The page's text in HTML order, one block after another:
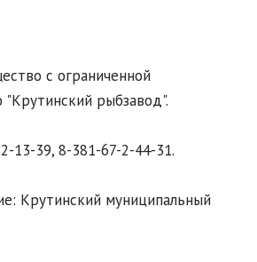
с ограниченной
рыбзавод".
13-39, 8-381-67-2-44-31.
Крутинский муниципальный